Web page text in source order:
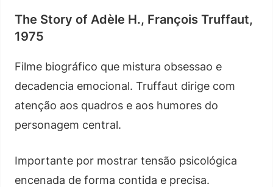
The Story of Adèle H., François Truffaut,
1975
Filme biográfico que mistura obsessao e
decadencia emocional. Truffaut dirige com
atenção aos quadros e aos humores do
personagem central.
Importante por mostrar tensão psicológica
encenada de forma contida e precisa.